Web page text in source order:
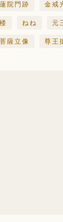
院門跡 金戒
ねね 元
薩立像 尊王